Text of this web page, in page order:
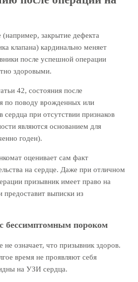
(например, закрытие дефекта
клапана) кардинально меняет
после успешной операции
здоровыми.
42, состояния после
по поводу врожденных или
при отсутствии признаков
являются основанием для
годен).
оценивает сам факт
на сердце. Даже при отличном
призывник имеет право на
предоставит выписки из
бессимптомным пороком
означает, что призывник здоров.
время не проявляют себя
на УЗИ сердца.